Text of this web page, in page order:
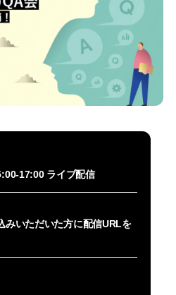
17:00 ライブ配信
みいただいた方に配信URLを